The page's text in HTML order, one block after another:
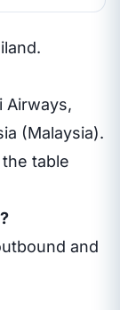
Airways,
(Malaysia).
table
and